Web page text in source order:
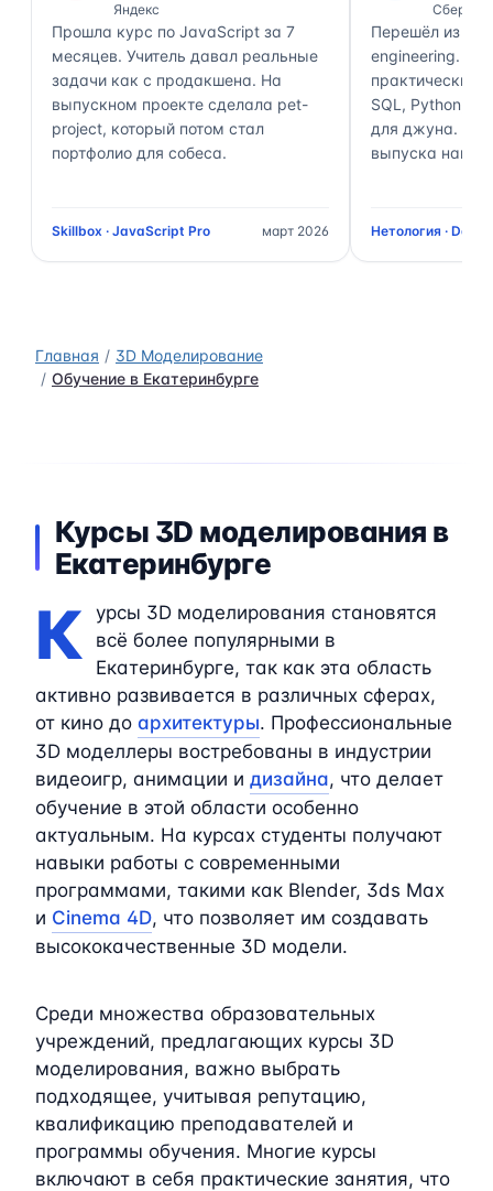
Яндекс
Прошла курс по JavaScript за 7
месяцев. Учитель давал реальные
задачи как с продакшена. На
выпускном проекте сделала pet-
project, который потом стал
портфолио для собеса.
Skillbox · JavaScript Pro март 2026
Сбер
Перешёл из
engineering.
практически
SQL, Python,
для джуна.
выпуска нашёл
Нетология · Data
Главная
3D Моделирование
Обучение в Екатеринбурге
Курсы 3D моделирования в
Екатеринбурге
К
урсы 3D моделирования становятся
всё более популярными в
Екатеринбурге, так как эта область
активно развивается в различных сферах,
от кино до архитектуры. Профессиональные
3D моделлеры востребованы в индустрии
видеоигр, анимации и дизайна, что делает
обучение в этой области особенно
актуальным. На курсах студенты получают
навыки работы с современными
программами, такими как Blender, 3ds Max
и Cinema 4D, что позволяет им создавать
высококачественные 3D модели.
Среди множества образовательных
учреждений, предлагающих курсы 3D
моделирования, важно выбрать
подходящее, учитывая репутацию,
квалификацию преподавателей и
программы обучения. Многие курсы
включают в себя практические занятия, что